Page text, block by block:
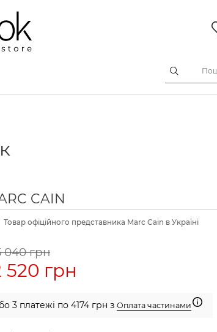
CAIN
Товар офіційного представника Marc Cain в Україні
040 грн
520 грн
3 платежі по 4174 грн з Оплата частинами